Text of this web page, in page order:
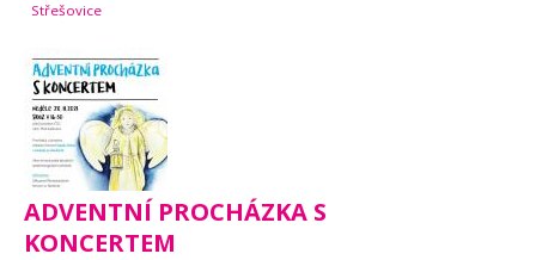
Střešovice
ADVENTNÍ PROCHÁZKA S
KONCERTEM